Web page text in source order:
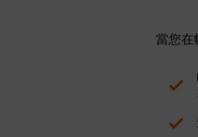
當您在